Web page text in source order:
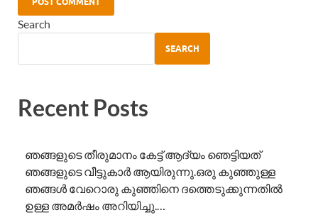
Search
SEARCH
Recent Posts
ഞങ്ങളുടെ തീരുമാനം കേട്ട് ആദ്യം ഞെട്ടിയത്
ഞങ്ങളുടെ വീട്ടുകാർ ആയിരുന്നു.ഒരു കുഞ്ഞുള്ള
ഞങ്ങൾ വേറൊരു കുഞ്ഞിനെ ദത്തെടുക്കുന്നതിൽ
ഉള്ള അമർഷം അറിയിച്ചു.…